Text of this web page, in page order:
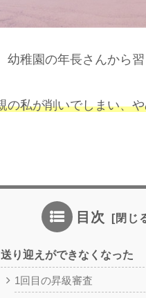
稚園の年長さんから
の私が削いでしまい、
目次
送り迎えができなくなった
1回目の昇級審査